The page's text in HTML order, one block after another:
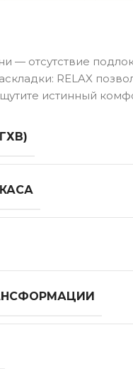
— отсутствие
RELAX
истинный